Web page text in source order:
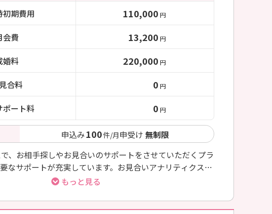
初期費用 110,000 円
会費 13,200 円
婚料 220,000 円
合料 0 円
ポート料 0 円
申込み100件/月申受け 無制限
、お相手探しやお見合いのサポートをさせていただくプラ
なサポートが充実しています。お見合いアナリティクスが
見合い回数：４０回/月
もっと見る